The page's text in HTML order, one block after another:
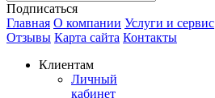
Подписаться
Главная О компании Услуги и сервис
Отзывы Карта сайта Контакты
Клиентам
Личный
кабинет